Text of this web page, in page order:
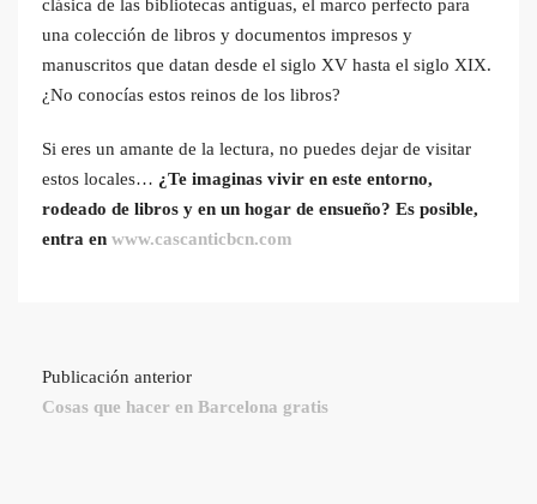
clásica de las bibliotecas antiguas, el marco perfecto para
una colección de libros y documentos impresos y
manuscritos que datan desde el siglo XV hasta el siglo XIX.
¿No conocías estos reinos de los libros?
Si eres un amante de la lectura, no puedes dejar de visitar
estos locales… ¿Te imaginas vivir en este entorno,
rodeado de libros y en un hogar de ensueño? Es posible,
entra en www.cascanticbcn.com
Publicación anterior
Cosas que hacer en Barcelona gratis